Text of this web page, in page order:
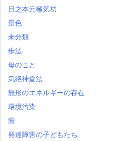
日之本元極気功
景色
未分類
歩法
母のこと
気絶神倉法
無形のエネルギーの存在
環境汚染
癌
発達障害の子どもたち